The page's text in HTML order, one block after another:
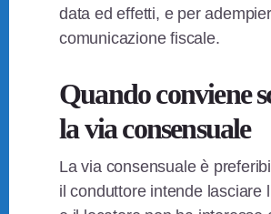
data ed effetti, e per
comunicazione fiscale.
Quando conviene
la via consensuale
La via consensuale è
il conduttore intende lasciare